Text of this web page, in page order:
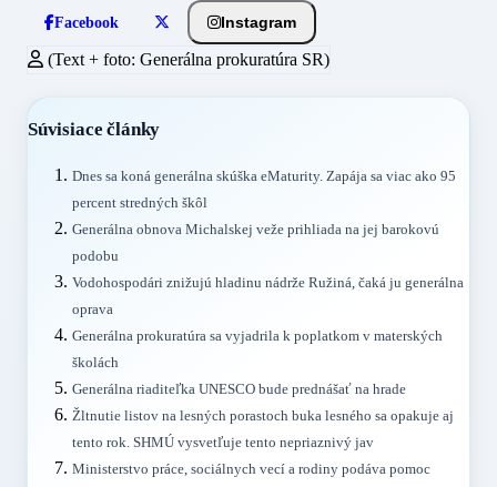
Facebook Instagram
(Text + foto: Generálna prokuratúra SR)
Súvisiace články
Dnes sa koná generálna skúška eMaturity. Zapája sa viac ako 95
percent stredných škôl
Generálna obnova Michalskej veže prihliada na jej barokovú
podobu
Vodohospodári znižujú hladinu nádrže Ružiná, čaká ju generálna
oprava
Generálna prokuratúra sa vyjadrila k poplatkom v materských
školách
Generálna riaditeľka UNESCO bude prednášať na hrade
Žltnutie listov na lesných porastoch buka lesného sa opakuje aj
tento rok. SHMÚ vysvetľuje tento nepriaznivý jav
Ministerstvo práce, sociálnych vecí a rodiny podáva pomoc